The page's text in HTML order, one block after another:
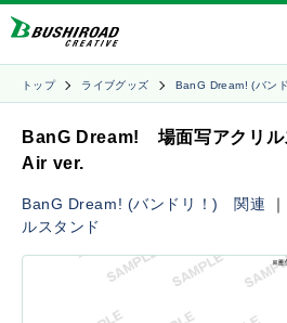
トップ ライブグッズ BanG Dream! (バン
BanG Dream! 場面写アクリ
Air ver.
BanG Dream! (バンドリ！) 関連 ｜
ルスタンド